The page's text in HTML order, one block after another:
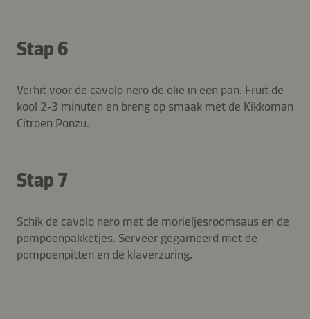
Stap 6
Verhit voor de cavolo nero de olie in een pan. Fruit de
kool 2‑3 minuten en breng op smaak met de Kikkoman
Citroen Ponzu.
Stap 7
Schik de cavolo nero met de morieljesroomsaus en de
pompoenpakketjes. Serveer gegarneerd met de
pompoenpitten en de klaverzuring.